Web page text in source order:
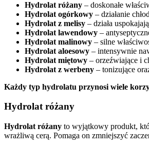
Hydrolat różany – doskonałe
Hydrolat ogórkowy – działanie
Hydrolat z melisy – działa
Hydrolat lawendowy –
Hydrolat malinowy – silne
Hydrolat aloesowy – intensywnie
Hydrolat miętowy – orzeźwiające i
Hydrolat z werbeny – tonizujące
Każdy typ hydrolatu przynosi wiele
Hydrolat różany
Hydrolat różany to wyjątkowy produkt,
wrażliwą cerą. Pomaga on zmniejszyć